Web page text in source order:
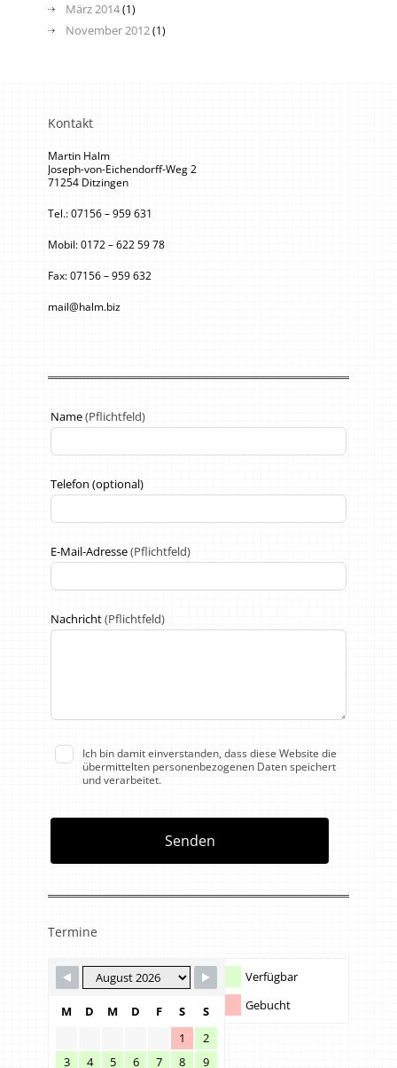
März 2014(1)
November 2012(1)
Kontakt
Martin Halm
Joseph-von-Eichendorff-Weg 2
71254 Ditzingen
Tel.: 07156 – 959 631
Mobil: 0172 – 622 59 78
Fax: 07156 – 959 632
mail@halm.biz
Lass
dieses
leer
Name(Pflichtfeld)
Telefon (optional)
E-Mail-Adresse(Pflichtfeld)
Nachricht(Pflichtfeld)
Ich bin damit einverstanden, dass diese Website die
übermittelten personenbezogenen Daten speichert
und verarbeitet.
Senden
Termine
Verfügbar
Gebucht
M D M D F S
S
1
2
3
4 5 6 7 8 9